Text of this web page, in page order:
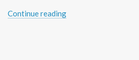
Continue reading